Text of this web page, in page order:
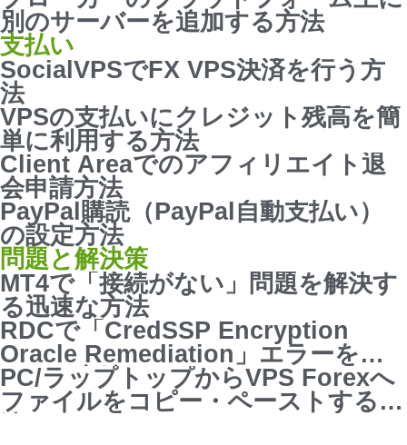
別のサーバーを追加する方法
支払い
SocialVPSでFX VPS決済を行う方
法
VPSの支払いにクレジット残高を簡
単に利用する方法
Client Areaでのアフィリエイト退
会申請方法
PayPal購読（PayPal自動支払い）
の設定方法
問題と解決策
MT4で「接続がない」問題を解決す
る迅速な方法
RDCで「CredSSP Encryption
Oracle Remediation」エラーを修
正する方法
PC/ラップトップからVPS Forexへ
ファイルをコピー・ペーストする方